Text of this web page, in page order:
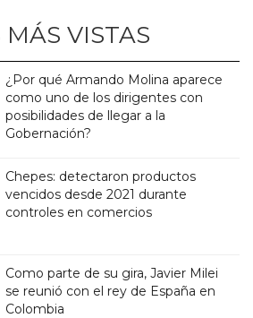
MÁS VISTAS
¿Por qué Armando Molina aparece
como uno de los dirigentes con
posibilidades de llegar a la
Gobernación?
Chepes: detectaron productos
vencidos desde 2021 durante
controles en comercios
Como parte de su gira, Javier Milei
se reunió con el rey de España en
Colombia